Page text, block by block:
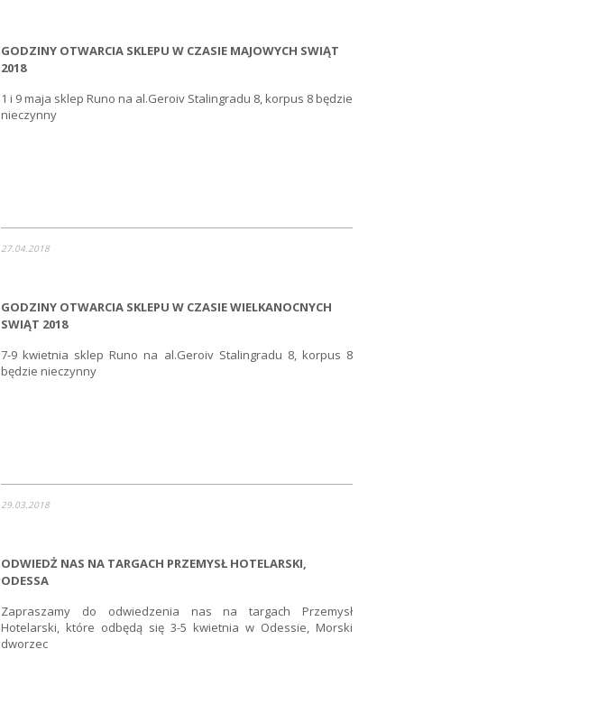
GODZINY OTWARCIA SKLEPU W CZASIE MAJOWYCH SWIĄT
2018
1 i 9 maja sklep Runo na al.Geroiv Stalingradu 8, korpus 8 będzie
nieczynny
27.04.2018
GODZINY OTWARCIA SKLEPU W CZASIE WIELKANOCNYCH
SWIĄT 2018
7-9 kwietnia sklep Runo na al.Geroiv Stalingradu 8, korpus 8
będzie nieczynny
29.03.2018
ODWIEDŻ NAS NA TARGACH PRZEMYSŁ HOTELARSKI,
ODESSA
Zapraszamy do odwiedzenia nas na targach Przemysł
Hotelarski, które odbędą się 3-5 kwietnia w Odessie, Morski
dworzec